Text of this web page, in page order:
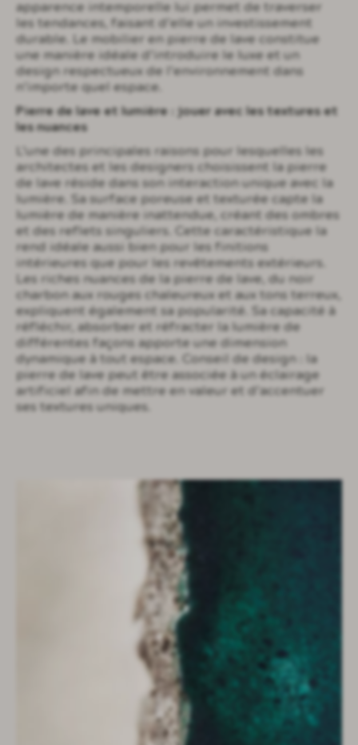
apparence intemporelle lui permet de traverser
les tendances, faisant d’elle un investissement
durable. Le mobilier en pierre de lave constitue
une manière idéale d’introduire le luxe et un
design respectueux de l’environnement dans
n’importe quel espace.
Pierre de lave et lumière : jouer avec les textures et
les nuances
L’une des principales raisons pour lesquelles les
architectes et les designers choisissent la pierre
de lave réside dans son interaction unique avec la
lumière. Sa surface poreuse et texturée capte la
lumière de manière inattendue, créant des ombres
et des reflets singuliers. Cette caractéristique la
rend idéale aussi bien pour les finitions
intérieures que pour les revêtements extérieurs.
Les riches nuances de la pierre de lave, du noir
charbon aux rouges chaleureux et aux tons terreux,
expliquent également sa popularité. Sa capacité à
réfléchir, absorber et réfracter la lumière de
différentes façons apporte une dimension
dynamique à tout espace. Conseil de design : la
pierre de lave peut être associée à un éclairage
artificiel afin de mettre en valeur et d’accentuer
ses textures uniques.